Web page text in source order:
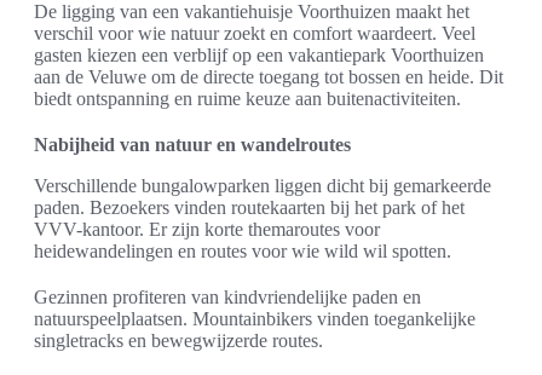
De ligging van een vakantiehuisje Voorthuizen maakt het
verschil voor wie natuur zoekt en comfort waardeert. Veel
gasten kiezen een verblijf op een vakantiepark Voorthuizen
aan de Veluwe om de directe toegang tot bossen en heide. Dit
biedt ontspanning en ruime keuze aan buitenactiviteiten.
Nabijheid van natuur en wandelroutes
Verschillende bungalowparken liggen dicht bij gemarkeerde
paden. Bezoekers vinden routekaarten bij het park of het
VVV-kantoor. Er zijn korte themaroutes voor
heidewandelingen en routes voor wie wild wil spotten.
Gezinnen profiteren van kindvriendelijke paden en
natuurspeelplaatsen. Mountainbikers vinden toegankelijke
singletracks en bewegwijzerde routes.